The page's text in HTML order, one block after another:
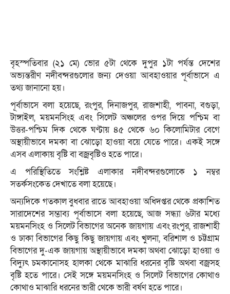
বৃহস্পতিবার (২১ মে) ভোর ৫টা থেকে দুপুর ১টা পর্যন্ত দেশের
অভ্যন্তরীণ নদীবন্দরগুলোর জন্য দেওয়া আবহাওয়ার পূর্বাভাসে এ
তথ্য জানানো হয়।
পূর্বাভাসে বলা হয়েছে, রংপুর, দিনাজপুর, রাজশাহী, পাবনা, বগুড়া,
টাঙ্গাইল, ময়মনসিংহ এবং সিলেট অঞ্চলের ওপর দিয়ে পশ্চিম বা
উত্তর-পশ্চিম দিক থেকে ঘণ্টায় ৪৫ থেকে ৬০ কিলোমিটার বেগে
অস্থায়ীভাবে দমকা বা ঝোড়ো হাওয়া বয়ে যেতে পারে। একই সঙ্গে
এসব এলাকায় বৃষ্টি বা বজ্রবৃষ্টিও হতে পারে।
এ পরিস্থিতিতে সংশ্লিষ্ট এলাকার নদীবন্দরগুলোকে ১ নম্বর
সতর্কসংকেত দেখাতে বলা হয়েছে।
অন্যদিকে গতকাল বুধবার রাতে আবহাওয়া অধিদপ্তর থেকে প্রকাশিত
সারাদেশের সম্ভাব্য পূর্বাভাসে বলা হয়েছে, আজ সন্ধ্যা ৬টার মধ্যে
ময়মনসিংহ ও সিলেট বিভাগের অনেক জায়গায় এবং রংপুর, রাজশাহী
ও ঢাকা বিভাগের কিছু কিছু জায়গায় এবং খুলনা, বরিশাল ও চট্টগ্রাম
বিভাগের দু-এক জায়গায় অস্থায়ীভাবে দমকা অথবা ঝোড়ো হাওয়া ও
বিদ্যুৎ চমকানোসহ হালকা থেকে মাঝারি ধরনের বৃষ্টি অথবা বজ্রসহ
বৃষ্টি হতে পারে। সেই সঙ্গে ময়মনসিংহ ও সিলেট বিভাগের কোথাও
কোথাও মাঝারি ধরনের ভারী থেকে ভারী বর্ষণ হতে পারে।